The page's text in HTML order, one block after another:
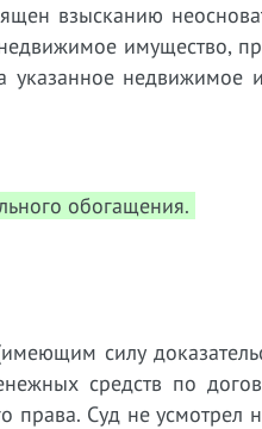
взысканию
имущество,
недвижимое
обогащения.
силу
средств по
Суд не усмотрел